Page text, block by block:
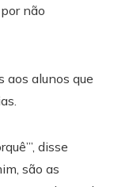
não
aos alunos que
disse
são as